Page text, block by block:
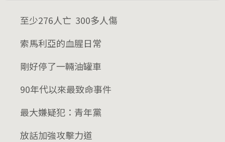
至少276人亡 300多人傷
索馬利亞的血腥日常
剛好停了一輛油罐車
90年代以來最致命事件
最大嫌疑犯：青年黨
放話加強攻擊力道